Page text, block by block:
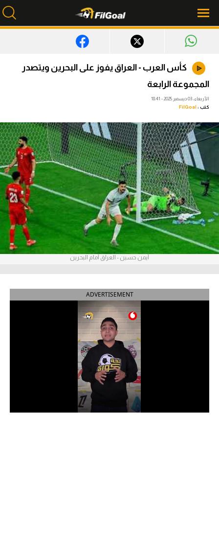
محتوى إخباري
أخبار
ميركاتو
فانتازي في الجول
مسابقة التوقعات
فيديوهات
عدسات
آراء حرة
ركن الألعاب
أمريكا 2026
الدوري الإنجليزي الممتاز
الدوري الألماني
كأس العرب - العراق يفوز على البحرين ويتصدر
المجموعة الرابعة
الأربعاء، 03 ديسمبر 2025 - 18:41
كتب : FilGoal
أيمن حسين - العراق أمام البحرين
ADVERTISEMENT